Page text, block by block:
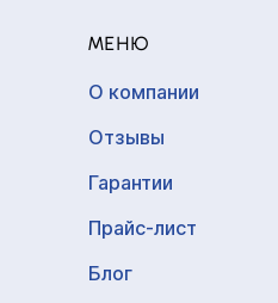
МЕНЮ
О компании
Отзывы
Гарантии
Прайс-лист
Блог